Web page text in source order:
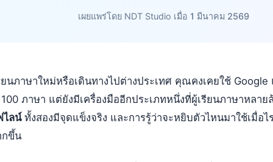
เผยแพร่โดย NDT Studio เมื่อ 1 มีนาคม 2569
นภาษาใหม่หรือเดินทางไปต่างประเทศ คุณคงเคยใช้ Google
ภาษา แต่ยังมีเครื่องมืออีกประเภทหนึ่งที่ผู้เรียนภาษาหลา
ไลน์ทั้งสองมีจุดแข็งจริง และการรู้ว่าจะหยิบตัวไหนมาใช้เมื่อ
กขึ้น